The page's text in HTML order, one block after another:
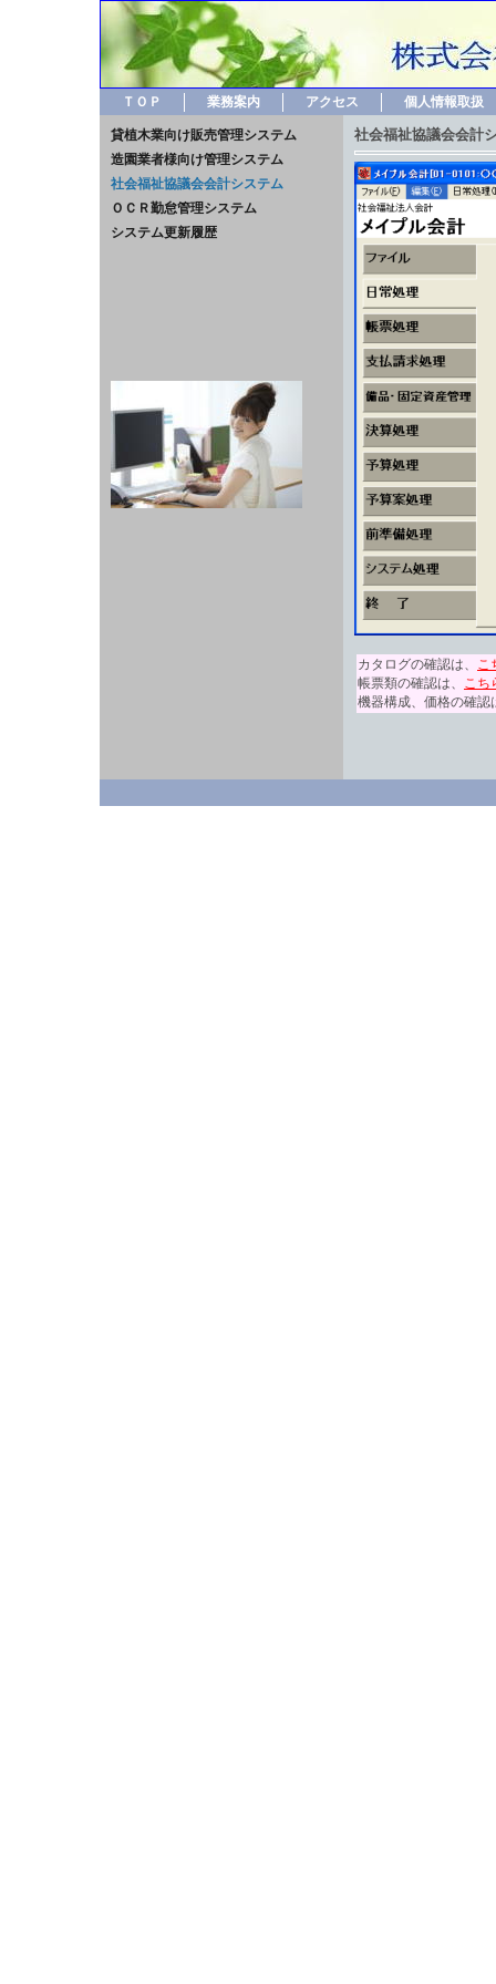
ＴＯＰ 業務案内 アクセス 個人情報取扱
貸植木業向け販売管理システム
造園業者様向け管理システム
社会福祉協議会会計システム
ＯＣＲ勤怠管理システム
システム更新履歴
社会福祉協議会会計
カタログの確認は、 こ
帳票類の確認は、 こち
機器構成、価格の確認